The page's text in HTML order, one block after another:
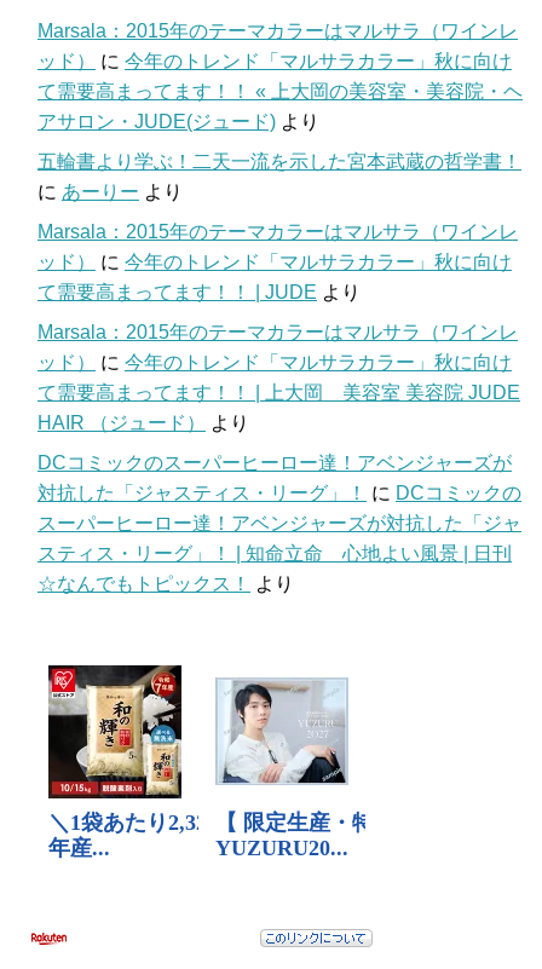
Marsala：2015年のテーマカラーはマルサラ（ワインレ
ッド）
に 今年のトレンド「マルサラカラー」秋に向け
て需要高まってます！！ « 上大岡の美容室・美容院・ヘ
アサロン・JUDE(ジュード) より
五輪書より学ぶ！二天一流を示した宮本武蔵の哲学書！
に あーりー より
Marsala：2015年のテーマカラーはマルサラ（ワインレ
ッド）
に 今年のトレンド「マルサラカラー」秋に向け
て需要高まってます！！ | JUDE より
Marsala：2015年のテーマカラーはマルサラ（ワインレ
ッド）
に 今年のトレンド「マルサラカラー」秋に向け
て需要高まってます！！ | 上大岡 美容室 美容院 JUDE
HAIR （ジュード）
より
DCコミックのスーパーヒーロー達！アベンジャーズが
対抗した「ジャスティス・リーグ」！
に DCコミックの
スーパーヒーロー達！アベンジャーズが対抗した「ジャ
スティス・リーグ」！ | 知命立命 心地よい風景 | 日刊
☆なんでもトピックス！
より